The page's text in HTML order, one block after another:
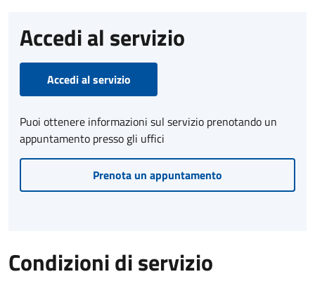
Accedi al servizio
Accedi al servizio
Puoi ottenere informazioni sul servizio prenotando un
appuntamento presso gli uffici
Prenota un appuntamento
Condizioni di servizio